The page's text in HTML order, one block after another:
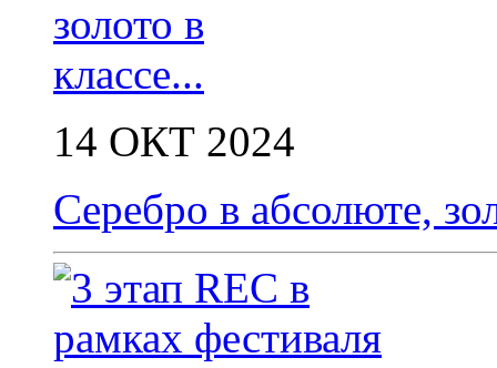
14 ОКТ 2024
Серебро в абсолюте,